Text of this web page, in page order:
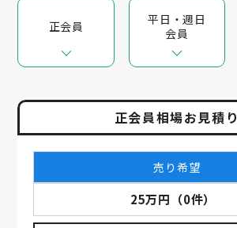
正会員
平日・週日
会員
正会員相場お見積り
売り希望
25万円 （0件）